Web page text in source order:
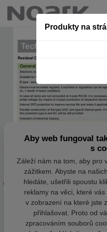
Produkty na
Aby web fungoval
s
Záleží nám na tom, aby pro
zážitkem. Abyste na
hledáte, ušetřili spoustu
reklamy na věci, které
v zobrazení na které jste
přihlašovat. Proto od
zpracováním souborů